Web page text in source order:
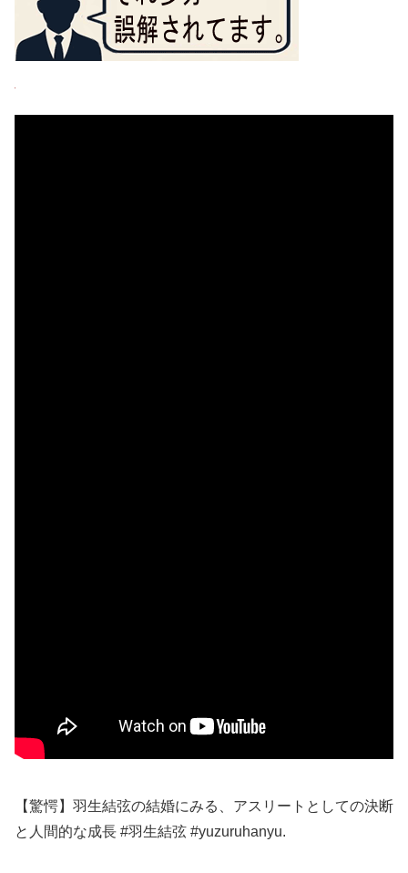
【驚愕】羽生結弦の結婚にみる、アスリートとしての決断
と人間的な成長 #羽生結弦 #yuzuruhanyu.